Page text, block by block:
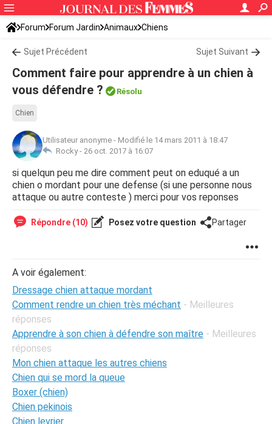
Forum Forum Jardin Animaux Chiens
Sujet Précédent Sujet Suivant
Comment faire pour apprendre à un chien à
vous défendre ?
Résolu
Chien
Utilisateur anonyme - Modifié le 14 mars 2011 à 18:47
Rocky - 26 oct. 2017 à 16:07
si quelqun peu me dire comment peut on eduqué a un
chien o mordant pour une defense (si une personne nous
attaque ou autre conteste ) merci pour vos reponses
Répondre (10) Posez votre question Partager
A voir également:
Dressage chien attaque mordant
Comment rendre un chien très méchant - Meilleures
réponses
Apprendre à son chien à défendre son maître - Meilleures
réponses
Mon chien attaque les autres chiens
Chien qui se mord la queue
Boxer (chien)
Chien pekinois
Chien levrier